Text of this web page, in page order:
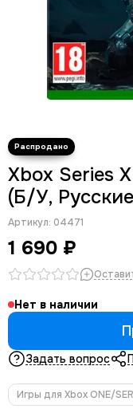
Xbox Series
(Б/У,
Артикул: 04471
1 690 ₽
Нет в наличии
Задать вопрос
Игры для Xbox ONE/